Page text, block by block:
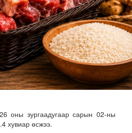
оны зургаадугаар сарын 02-ны
хувиар өсжээ.